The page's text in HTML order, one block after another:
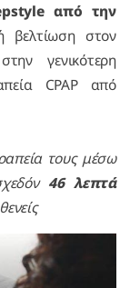
από την
βελτίωση στον
γενικότερη
CPAP από
τους μέσω
46 λεπτά